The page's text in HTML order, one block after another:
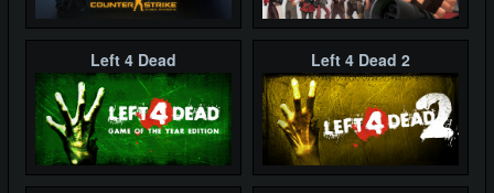
Left 4 Dead Left 4 Dead 2